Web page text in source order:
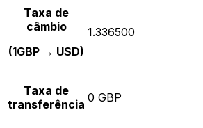
Taxa de
câmbio
(1GBP → USD)
1.336500
Taxa de
transferência 0 GBP